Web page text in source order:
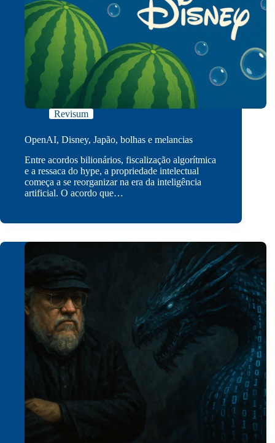
Revisum
OpenAI, Disney, Japão, bolhas e melancias
Entre acordos bilionários, fiscalização algorítmica
e a ressaca do hype, a propriedade intelectual
começa a se reorganizar na era da inteligência
artificial. O acordo que…